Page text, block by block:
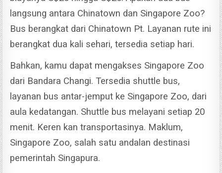
langsung antara Chinatown dan Singapore Zoo?
Bus berangkat dari Chinatown Pt. Layanan rute ini
berangkat dua kali sehari, tersedia setiap hari.
Bahkan, kamu dapat mengakses Singapore Zoo
dari Bandara Changi. Tersedia shuttle bus,
layanan bus antar-jemput ke Singapore Zoo, dari
aula kedatangan. Shuttle bus melayani setiap 20
menit. Keren kan transportasinya. Maklum,
Singapore Zoo, salah satu andalan destinasi
pemerintah Singapura.